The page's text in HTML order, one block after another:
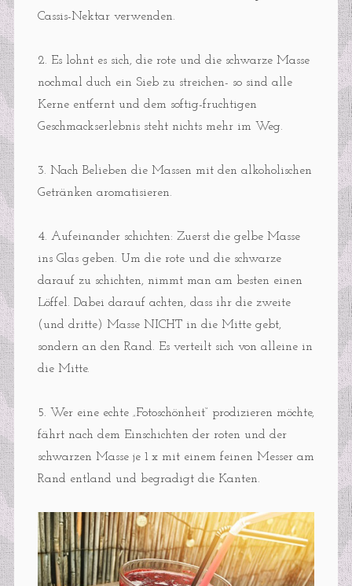
Cassis-Nektar verwenden.
2. Es lohnt es sich, die rote und die schwarze Masse
nochmal duch ein Sieb zu streichen- so sind alle
Kerne entfernt und dem softig-fruchtigen
Geschmackserlebnis steht nichts mehr im Weg.
3. Nach Belieben die Massen mit den alkoholischen
Getränken aromatisieren.
4. Aufeinander schichten: Zuerst die gelbe Masse
ins Glas geben. Um die rote und die schwarze
darauf zu schichten, nimmt man am besten einen
Löffel. Dabei darauf achten, dass ihr die zweite
(und dritte) Masse NICHT in die Mitte gebt,
sondern an den Rand. Es verteilt sich von alleine in
die Mitte.
5. Wer eine echte „Fotoschönheit“ prodizieren möchte,
fährt nach dem Einschichten der roten und der
schwarzen Masse je 1 x mit einem feinen Messer am
Rand entland und begradigt die Kanten.